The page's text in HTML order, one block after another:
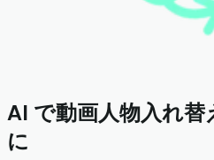
AI で動画人物入れ
に